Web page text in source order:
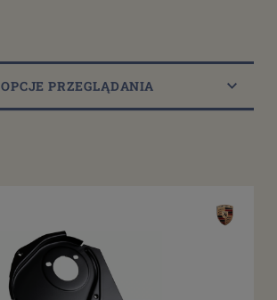
OPCJE PRZEGLĄDANIA
filtruj